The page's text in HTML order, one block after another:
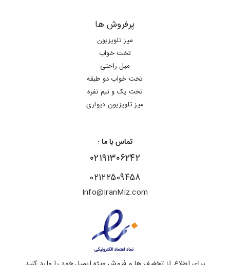
پرفروش ها
میز تلویزیون
تخت خواب
مبل راحتی
تخت خواب دو طبقه
تخت یک و نیم نفره
میز تلویزیون دیواری
تماس با ما :
۰۲۱۹۱۳۰۶۲۴۲
02122509458
Info@IranMiz.com